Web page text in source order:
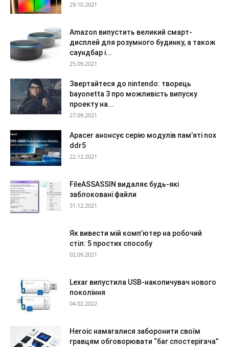
29.10.2021
Amazon випустить великий смарт-
дисплей для розумного будинку, а також
саундбар і...
25.09.2021
Звертайтеся до nintendo: творець
bayonetta 3 про можливість випуску
проекту на...
27.09.2021
Apacer анонсує серію модулів пам’яті nox
ddr5
22.12.2021
FileASSASSIN видаляє будь-які
заблоковані файли
31.12.2021
Як вивести мій комп’ютер на робочий
стіл: 5 простих способу
02.09.2021
Lexar випустила USB-накопичувач нового
покоління
04.02.2022
Heroic намагалися заборонити своїм
гравцям обговорювати “баг спостерігача”